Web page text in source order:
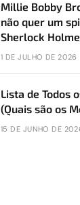
Millie Bobby
não quer um
Sherlock
1 DE JULHO DE 2026
Lista de Todos
(Quais são os
15 DE JUNHO DE